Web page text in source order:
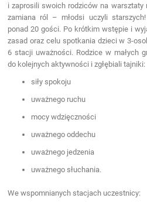
i zaprosili swoich rodziców na warsztaty
zamiana ról – młodsi uczyli starszych!
ponad 20 gości. Po krótkim wstępie i
zasad oraz celu spotkania dzieci w 3-
6 stacji uważności. Rodzice w małych
do kolejnych aktywności i zgłębiali tajniki:
siły spokoju
uważnego ruchu
mocy wdzięczności
uważnego oddechu
uważnego jedzenia
uważnego słuchania.
We wspomnianych stacjach uczestnicy: